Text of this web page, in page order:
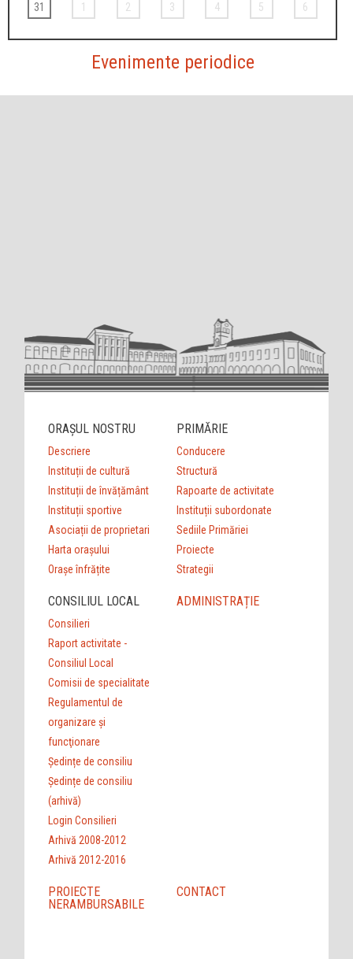
31 1 2 3 4 5 6
Evenimente periodice
ORAȘUL NOSTRU
Descriere
Instituții de cultură
Instituții de învățământ
Instituții sportive
Asociații de proprietari
Harta orașului
Orașe înfrățite
PRIMĂRIE
Conducere
Structură
Rapoarte de activitate
Instituții subordonate
Sediile Primăriei
Proiecte
Strategii
CONSILIUL LOCAL
Consilieri
Raport activitate -
Consiliul Local
Comisii de specialitate
Regulamentul de
organizare şi
funcţionare
Ședințe de consiliu
Ședințe de consiliu
(arhivă)
Login Consilieri
Arhivă 2008-2012
Arhivă 2012-2016
ADMINISTRAȚIE
PROIECTE
NERAMBURSABILE
CONTACT